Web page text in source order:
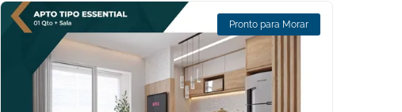
Pronto para Morar